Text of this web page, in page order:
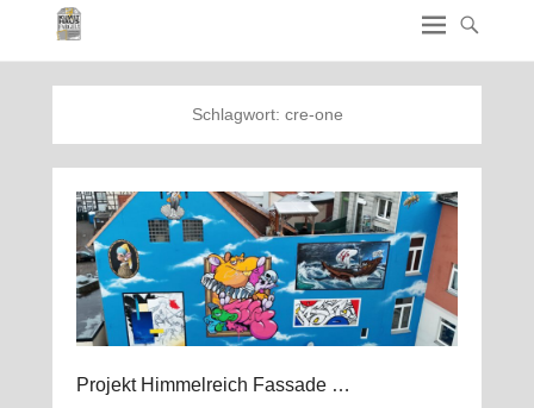
Schlagwort: cre-one
Projekt Himmelreich Fassade …